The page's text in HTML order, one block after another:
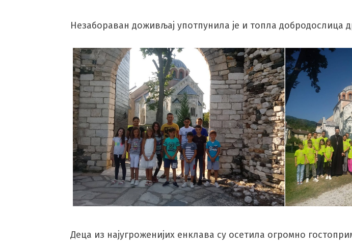
Незабораван доживљај употпунила је и топла добродослица
Деца из најугроженијих енклава су осетила огромно